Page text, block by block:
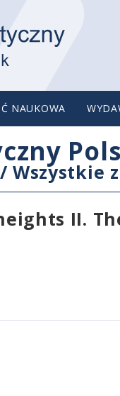
NAUKOWA
/ Wszystkie
II.